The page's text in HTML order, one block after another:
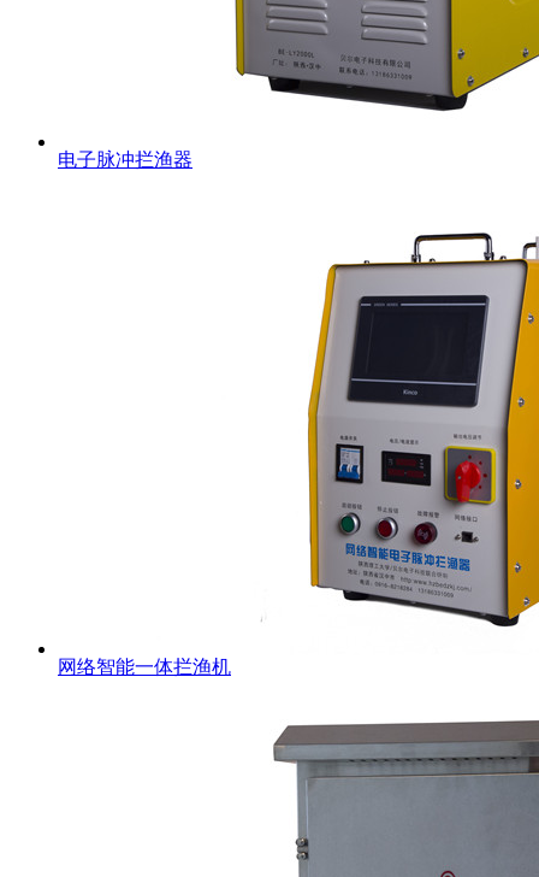
电子脉冲拦渔器
网络智能一体拦渔机